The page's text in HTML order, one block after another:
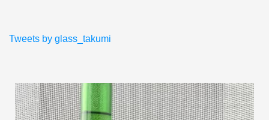
Tweets by glass_takumi